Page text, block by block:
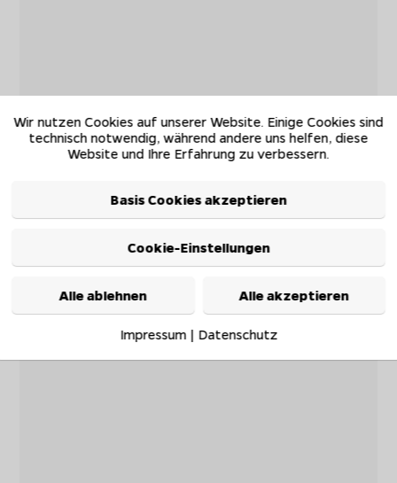
Wir nutzen Cookies auf unserer Website. Einige Cookies sind
technisch notwendig, während andere uns helfen, diese
Website und Ihre Erfahrung zu verbessern.
Basis Cookies akzeptieren
Cookie-Einstellungen
Alle ablehnen Alle akzeptieren
Impressum| Datenschutz